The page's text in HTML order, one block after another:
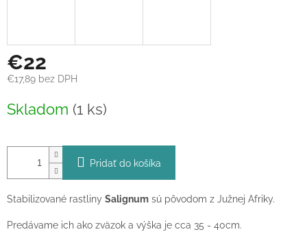
€22
€17,89 bez DPH
cena:
Skladom (1 ks)
Pridať do košíka
Stabilizované rastliny Salignum sú pôvodom z Južnej Afriky.
Predávame ich ako zväzok a výška je cca 35 - 40cm.